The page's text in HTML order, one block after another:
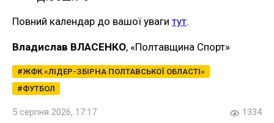
Повний календар до вашої уваги тут.
Владислав ВЛАСЕНКО, «Полтавщина Спорт»
ЖФК «ЛІДЕР-ЗБІРНА ПОЛТАВСЬКОЇ ОБЛАСТІ»
ФУТБОЛ
5 серпня 2026, 17:17 1334